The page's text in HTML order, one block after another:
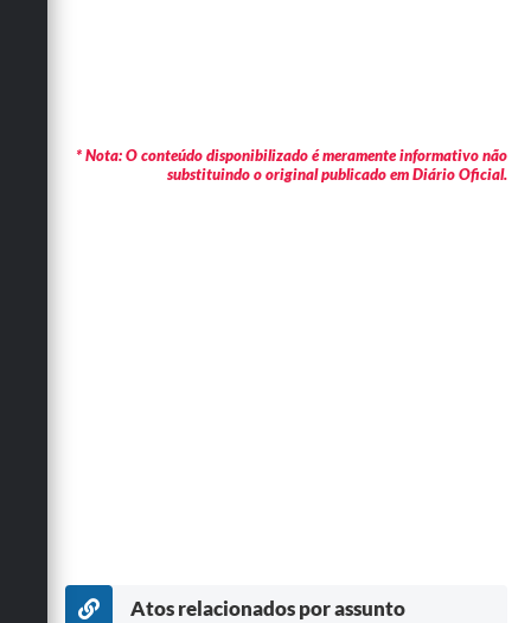
* Nota: O conteúdo disponibilizado é meramente informativo não
substituindo o original publicado em Diário Oficial.
Atos relacionados por assunto